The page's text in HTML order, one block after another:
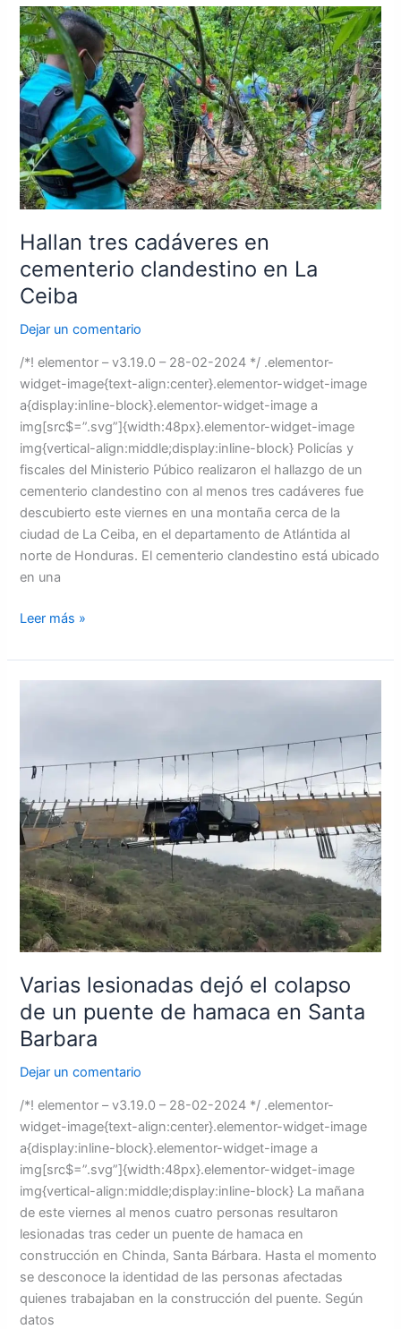
Hallan tres cadáveres en
cementerio clandestino en La
Ceiba
Dejar un comentario
/*! elementor – v3.19.0 – 28-02-2024 */ .elementor-
widget-image{text-align:center}.elementor-widget-image
a{display:inline-block}.elementor-widget-image a
img[src$=”.svg”]{width:48px}.elementor-widget-image
img{vertical-align:middle;display:inline-block} Policías y
fiscales del Ministerio Púbico realizaron el hallazgo de un
cementerio clandestino con al menos tres cadáveres fue
descubierto este viernes en una montaña cerca de la
ciudad de La Ceiba, en el departamento de Atlántida al
norte de Honduras. El cementerio clandestino está ubicado
en una
Hallan
tres
cadáveres
en
cementerio
clandestino
en
La
Ceiba
Leer más »
Varias lesionadas dejó el colapso
de un puente de hamaca en Santa
Barbara
Dejar un comentario
/*! elementor – v3.19.0 – 28-02-2024 */ .elementor-
widget-image{text-align:center}.elementor-widget-image
a{display:inline-block}.elementor-widget-image a
img[src$=”.svg”]{width:48px}.elementor-widget-image
img{vertical-align:middle;display:inline-block} La mañana
de este viernes al menos cuatro personas resultaron
lesionadas tras ceder un puente de hamaca en
construcción en Chinda, Santa Bárbara. Hasta el momento
se desconoce la identidad de las personas afectadas
quienes trabajaban en la construcción del puente. Según
datos
colapso
de
un
puente
hamaca
en
Santa
Barbara